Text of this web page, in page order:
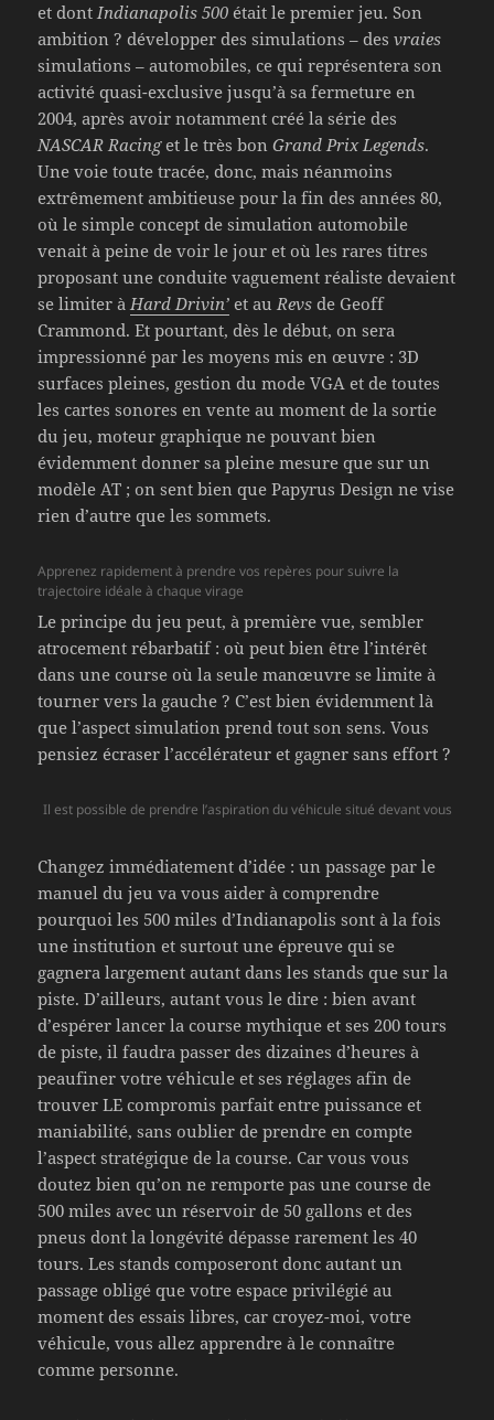
et dontIndianapolis 500 était le premier jeu. Son
ambition ? développer des simulations – desvraies
simulations – automobiles, ce qui représentera son
activité quasi-exclusive jusqu’à sa fermeture en
2004, après avoir notamment créé la série des
NASCAR Racinget le très bonGrand Prix Legends.
Une voie toute tracée, donc, mais néanmoins
extrêmement ambitieuse pour la fin des années 80,
où le simple concept de simulation automobile
venait à peine de voir le jour et où les rares titres
proposant une conduite vaguement réaliste devaient
se limiter àHard Drivin’ et auRevs de Geoff
Crammond. Et pourtant, dès le début, on sera
impressionné par les moyens mis en œuvre : 3D
surfaces pleines, gestion du mode VGA et de toutes
les cartes sonores en vente au moment de la sortie
du jeu, moteur graphique ne pouvant bien
évidemment donner sa pleine mesure que sur un
modèle AT ; on sent bien que Papyrus Design ne vise
rien d’autre que les sommets.
Apprenez rapidement à prendre vos repères pour suivre la
trajectoire idéale à chaque virage
Le principe du jeu peut, à première vue, sembler
atrocement rébarbatif : où peut bien être l’intérêt
dans une course où la seule manœuvre se limite à
tourner vers la gauche ? C’est bien évidemment là
que l’aspect simulation prend tout son sens. Vous
pensiez écraser l’accélérateur et gagner sans effort ?
Il est possible de prendre l’aspiration du véhicule situé devant vous
Changez immédiatement d’idée : un passage par le
manuel du jeu va vous aider à comprendre
pourquoi les 500 miles d’Indianapolis sont à la fois
une institution et surtout une épreuve qui se
gagnera largement autant dans les stands que sur la
piste. D’ailleurs, autant vous le dire : bien avant
d’espérer lancer la course mythique et ses 200 tours
de piste, il faudra passer des dizaines d’heures à
peaufiner votre véhicule et ses réglages afin de
trouver LE compromis parfait entre puissance et
maniabilité, sans oublier de prendre en compte
l’aspect stratégique de la course. Car vous vous
doutez bien qu’on ne remporte pas une course de
500 miles avec un réservoir de 50 gallons et des
pneus dont la longévité dépasse rarement les 40
tours. Les stands composeront donc autant un
passage obligé que votre espace privilégié au
moment des essais libres, car croyez-moi, votre
véhicule, vous allez apprendre à le connaître
comme personne.